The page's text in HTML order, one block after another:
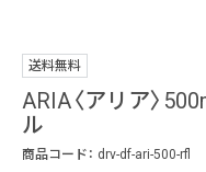
送料無料
ARIA〈アリア〉
ル
商品コード： drv-df-ari-500-rfl